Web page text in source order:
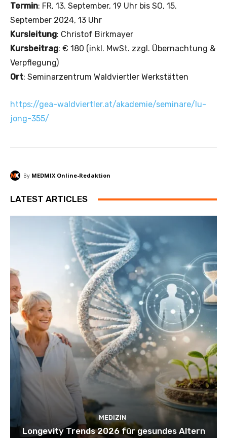
Termin: FR, 13. September, 19 Uhr bis SO, 15.
September 2024, 13 Uhr
Kursleitung: Christof Birkmayer
Kursbeitrag: € 180 (inkl. MwSt. zzgl. Übernachtung &
Verpflegung)
Ort: Seminarzentrum Waldviertler Werkstätten
https://gea-waldviertler.at/akademie/seminare/lu-
jong-355/
By MEDMIX Online-Redaktion
LATEST ARTICLES
MEDIZIN
Longevity Trends 2026 für gesundes Altern